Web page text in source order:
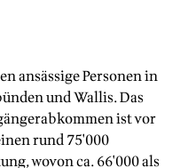
ansässige Personen in
und Wallis. Das
ist vor
rund 75'000
wovon ca. 66'000 als